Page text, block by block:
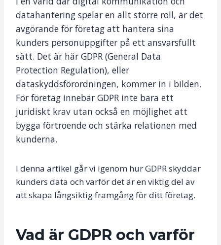
datahantering spelar en allt större roll, är det
avgörande för företag att hantera sina
kunders personuppgifter på ett ansvarsfullt
sätt. Det är här GDPR (General Data
Protection Regulation), eller
dataskyddsförordningen, kommer in i bilden.
För företag innebär GDPR inte bara ett
juridiskt krav utan också en möjlighet att
bygga förtroende och stärka relationen med
kunderna.
I denna artikel går vi igenom hur GDPR skyddar
kunders data och varför det är en viktig del av
att skapa långsiktig framgång för ditt företag.
Vad är GDPR och varför